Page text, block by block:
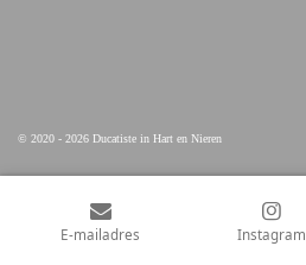
© 2020 - 2026 Ducatiste in Hart en Nieren
E-mailadres Instagram